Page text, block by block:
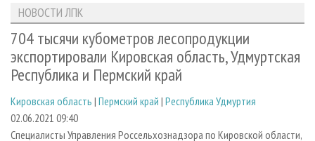
ЛЕСОЗАГОТОВКА
ЛЕСОПИЛЕНИЕ
ДЕРЕВООБРАБОТКА
СУШКА ДРЕВЕСИНЫ
ПРОИЗВОДСТВО ДРЕВЕСНЫХ ПЛИТ
ДЕРЕВЯННОЕ ДОМОСТРОЕНИЕ
НОВОСТИ ЛПК
НОВОСТИ ЖУРНАЛА
НОВОСТИ КОМПАНИЙ
АНАЛИТИКА
ПРЕДПРИЯТИЯ ЛПК
ЛЕСНЫЕ РЕГИОНЫ РОССИИ
ПЕРСОНЫ
МОБИЛЬНЫЕ ВЫСТАВКИ
ОФИЦИАЛЬНЫЕ ДЕЛЕГАЦИИ
АРХИВ
АРХИВ ЖУРНАЛОВ
СТАТЬИ
О ЖУРНАЛЕ
ПОДПИСКА
КОНТАКТЫ
РЕКЛАМОДАТЕЛЯМ
РЕКЛАМА
РЕКЛАМА НА САЙТЕ
НОВОСТИ ЛПК
704 тысячи кубометров лесопродукции
экспортировали Кировская область, Удмуртская
Республика и Пермский край
Кировская область | Пермский край | Республика Удмуртия
02.06.2021 09:40
Специалисты Управления Россельхознадзора по Кировской области,